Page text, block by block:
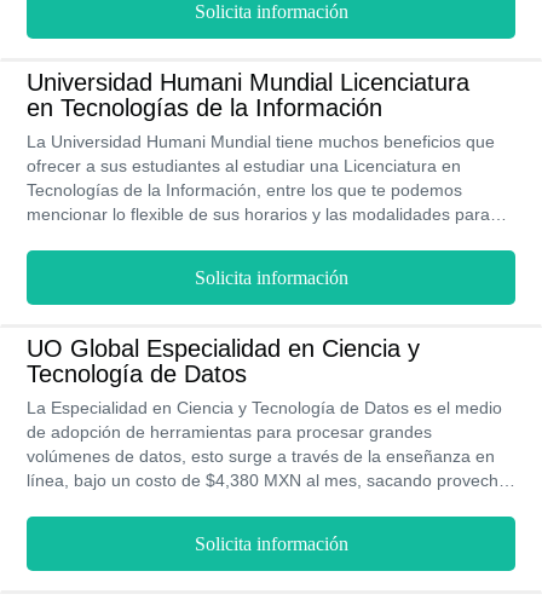
innovadora en el área de las ciencias. Esta es una licenciatura
que se imparte de forma presencial en una de las sedes de la
UNAM y tiene una duración de ocho semestres (4 años).
Solicita información
Universidad Humani Mundial Licenciatura
en Tecnologías de la Información
La Universidad Humani Mundial tiene muchos beneficios que
ofrecer a sus estudiantes al estudiar una Licenciatura en
Tecnologías de la Información, entre los que te podemos
mencionar lo flexible de sus horarios y las modalidades para
dura la carrera podrás participar de muchas actividades en la
universidad y realizar en su modernos laboratorios tus
prácticas profesionales, esta universidad cuenta con validez
oficial emitida por la SEP.
Solicita información
UO Global Especialidad en Ciencia y
Tecnología de Datos
La Especialidad en Ciencia y Tecnología de Datos es el medio
de adopción de herramientas para procesar grandes
volúmenes de datos, esto surge a través de la enseñanza en
línea, bajo un costo de $4,380 MXN al mes, sacando provecho
Solicita información